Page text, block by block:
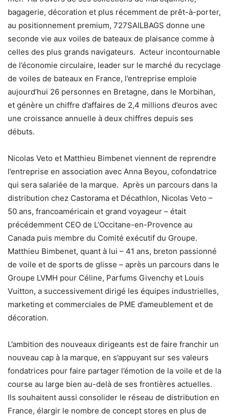
bagagerie, décoration et plus récemment de prêt-à-porter,
au positionnement premium, 727SAILBAGS donne une
seconde vie aux voiles de bateaux de plaisance comme à
celles des plus grands navigateurs. Acteur incontournable
de l’économie circulaire, leader sur le marché du recyclage
de voiles de bateaux en France, l’entreprise emploie
aujourd’hui 26 personnes en Bretagne, dans le Morbihan,
et génère un chiffre d’affaires de 2,4 millions d’euros avec
une croissance annuelle à deux chiffres depuis ses
débuts.
Nicolas Veto et Matthieu Bimbenet viennent de reprendre
l’entreprise en association avec Anna Beyou, cofondatrice
qui sera salariée de la marque. Après un parcours dans la
distribution chez Castorama et Décathlon, Nicolas Veto –
50 ans, francoaméricain et grand voyageur – était
précédemment CEO de L’Occitane-en-Provence au
Canada puis membre du Comité exécutif du Groupe.
Matthieu Bimbenet, quant à lui – 41 ans, breton passionné
de voile et de sports de glisse – après un parcours dans le
Groupe LVMH pour Céline, Parfums Givenchy et Louis
Vuitton, a successivement dirigé les équipes industrielles,
marketing et commerciales de PME d’ameublement et de
décoration.
L’ambition des nouveaux dirigeants est de faire franchir un
nouveau cap à la marque, en s’appuyant sur ses valeurs
fondatrices pour faire partager l’émotion de la voile et de la
course au large bien au-delà de ses frontières actuelles.
Ils souhaitent aussi consolider le réseau de distribution en
France, élargir le nombre de concept stores en plus de